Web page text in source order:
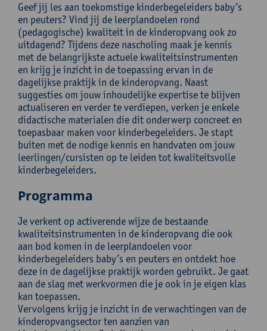
Geef jij les aan toekomstige kinderbegeleiders baby’s
en peuters? Vind jij de leerplandoelen rond
(pedagogische) kwaliteit in de kinderopvang ook zo
uitdagend? Tijdens deze nascholing maak je kennis
met de belangrijkste actuele kwaliteitsinstrumenten
en krijg je inzicht in de toepassing ervan in de
dagelijkse praktijk in de kinderopvang. Naast
suggesties om jouw inhoudelijke expertise te blijven
actualiseren en verder te verdiepen, verken je enkele
didactische materialen die dit onderwerp concreet en
toepasbaar maken voor kinderbegeleiders. Je stapt
buiten met de nodige kennis en handvaten om jouw
leerlingen/cursisten op te leiden tot kwaliteitsvolle
kinderbegeleiders.
Programma
Je verkent op activerende wijze de bestaande
kwaliteitsinstrumenten in de kinderopvang die ook
aan bod komen in de leerplandoelen voor
kinderbegeleiders baby’s en peuters en ontdekt hoe
deze in de dagelijkse praktijk worden gebruikt. Je gaat
aan de slag met werkvormen die je ook in je eigen klas
kan toepassen.
Vervolgens krijg je inzicht in de verwachtingen van de
kinderopvangsector ten aanzien van